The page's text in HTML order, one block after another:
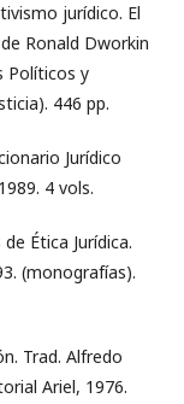
jurídico. El
Ronald Dworkin
Políticos y
446 pp.
Jurídico
4 vols.
Ética Jurídica.
(monografías).
Trad. Alfredo
Ariel, 1976.